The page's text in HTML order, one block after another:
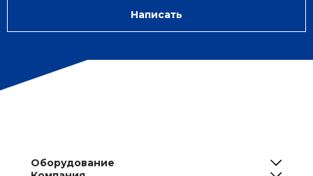
Написать
Оборудование